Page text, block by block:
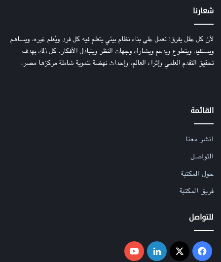
شعارنا
لأن كل عقل يفرق! نعمل على بناء نظام بيئي يتعلم فيه كل فرد ويُعلم غيره، ويساهم
ويستفيد ويتطوع ويدعم ويشارك وجهات النظر ويتبادل الأفكار. كل ذلك بهدف
تحقيق التقدم العلمي وإثراء العالم، وإحداث نهضة تنموية شاملة مركزها مصر.
القائمة
انشر معنا
التواصل
حول المكتبة
فريق المكتبة
للتواصل
فيسبوك ‫X لينكدإن ‫YouTube